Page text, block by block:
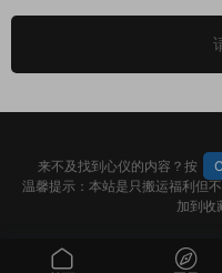
来不及找到心仪的内容？按
温馨提示：本站是只搬运福利但
加到收